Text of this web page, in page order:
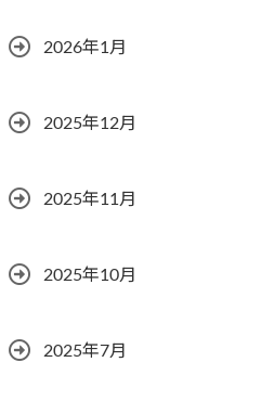
2026年1月
2025年12月
2025年11月
2025年10月
2025年7月